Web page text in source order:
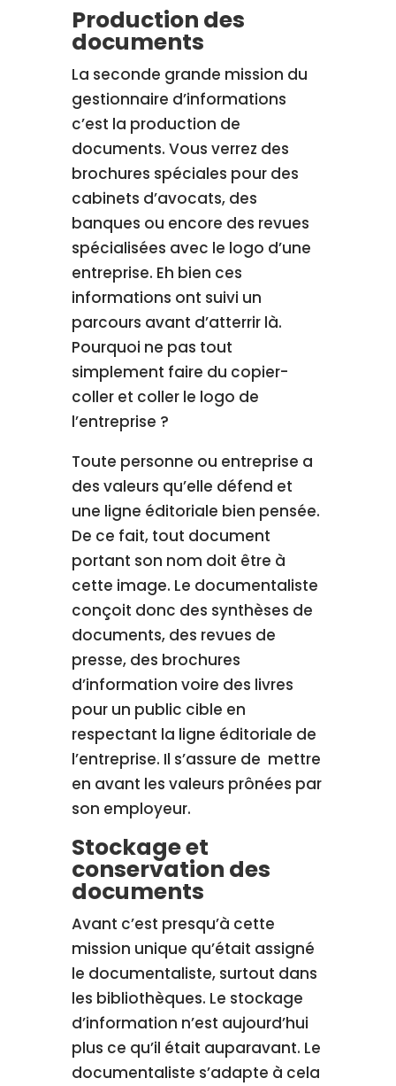
Production des
documents
La seconde grande mission du
gestionnaire d’informations
c’est la production de
documents. Vous verrez des
brochures spéciales pour des
cabinets d’avocats, des
banques ou encore des revues
spécialisées avec le logo d’une
entreprise. Eh bien ces
informations ont suivi un
parcours avant d’atterrir là.
Pourquoi ne pas tout
simplement faire du copier-
coller et coller le logo de
l’entreprise ?
Toute personne ou entreprise a
des valeurs qu’elle défend et
une ligne éditoriale bien pensée.
De ce fait, tout document
portant son nom doit être à
cette image. Le documentaliste
conçoit donc des synthèses de
documents, des revues de
presse, des brochures
d’information voire des livres
pour un public cible en
respectant la ligne éditoriale de
l’entreprise. Il s’assure de mettre
en avant les valeurs prônées par
son employeur.
Stockage et
conservation des
documents
Avant c’est presqu’à cette
mission unique qu’était assigné
le documentaliste, surtout dans
les bibliothèques. Le stockage
d’information n’est aujourd’hui
plus ce qu’il était auparavant. Le
documentaliste s’adapte à cela